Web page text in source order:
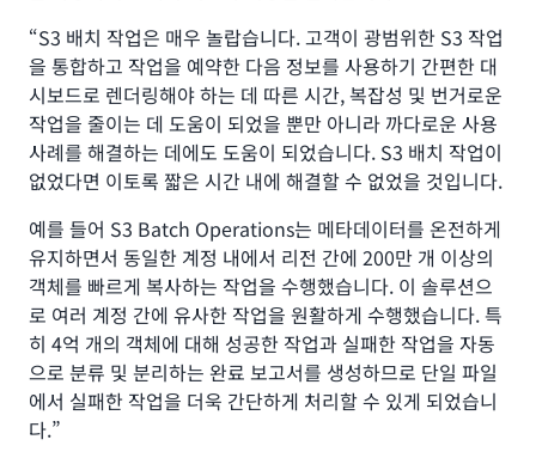
“S3 배치 작업은 매우 놀랍습니다. 고객이 광범위한 S3 작업
을 통합하고 작업을 예약한 다음 정보를 사용하기 간편한 대
시보드로 렌더링해야 하는 데 따른 시간, 복잡성 및 번거로운
작업을 줄이는 데 도움이 되었을 뿐만 아니라 까다로운 사용
사례를 해결하는 데에도 도움이 되었습니다. S3 배치 작업이
없었다면 이토록 짧은 시간 내에 해결할 수 없었을 것입니다.
예를 들어 S3 Batch Operations는 메타데이터를 온전하게
유지하면서 동일한 계정 내에서 리전 간에 200만 개 이상의
객체를 빠르게 복사하는 작업을 수행했습니다. 이 솔루션으
로 여러 계정 간에 유사한 작업을 원활하게 수행했습니다. 특
히 4억 개의 객체에 대해 성공한 작업과 실패한 작업을 자동
으로 분류 및 분리하는 완료 보고서를 생성하므로 단일 파일
에서 실패한 작업을 더욱 간단하게 처리할 수 있게 되었습니
다.”